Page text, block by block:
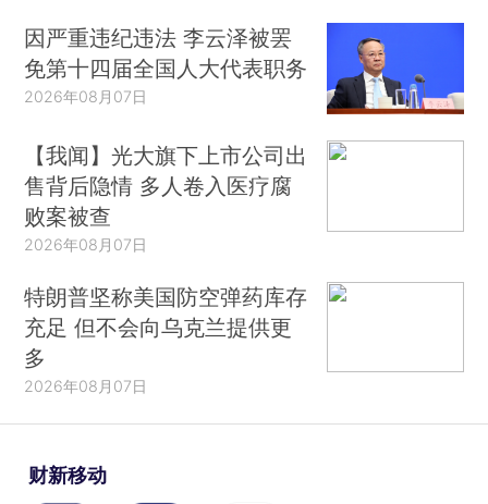
因严重违纪违法 李云泽被罢
免第十四届全国人大代表职务
2026年08月07日
【我闻】光大旗下上市公司出
售背后隐情 多人卷入医疗腐
败案被查
2026年08月07日
特朗普坚称美国防空弹药库存
充足 但不会向乌克兰提供更
多
2026年08月07日
财新移动